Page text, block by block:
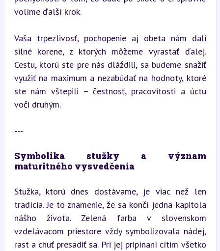
volíme ďalší krok.
Vaša trpezlivosť, pochopenie aj obeta nám dali
silné korene, z ktorých môžeme vyrastať ďalej.
Cestu, ktorú ste pre nás dláždili, sa budeme snažiť
využiť na maximum a nezabúdať na hodnoty, ktoré
ste nám vštepili – čestnosť, pracovitosti a úctu
voči druhým.
---
Symbolika stužky a význam
maturitného vysvedčenia
Stužka, ktorú dnes dostávame, je viac než len
tradícia. Je to znamenie, že sa končí jedna kapitola
nášho života. Zelená farba v slovenskom
vzdelávacom priestore vždy symbolizovala nádej,
rast a chuť presadiť sa. Pri jej pripínaní cítim všetko